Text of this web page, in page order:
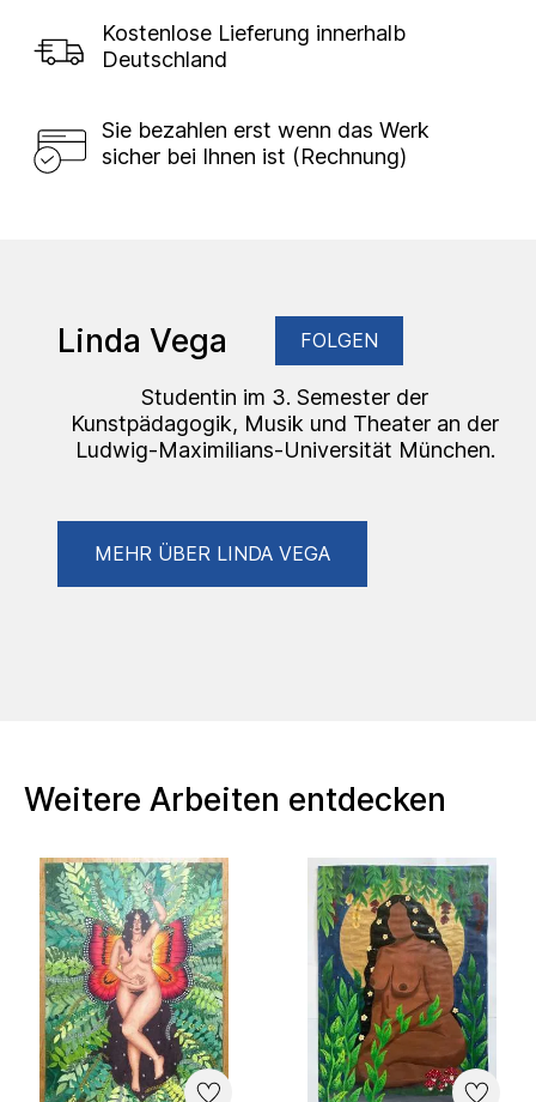
Kostenlose Lieferung innerhalb
Deutschland
Sie bezahlen erst wenn das Werk
sicher bei Ihnen ist (Rechnung)
Linda Vega FOLGEN
Studentin im 3. Semester der
Kunstpädagogik, Musik und Theater an der
Ludwig-Maximilians-Universität München.
MEHR ÜBER LINDA VEGA
Weitere Arbeiten entdecken